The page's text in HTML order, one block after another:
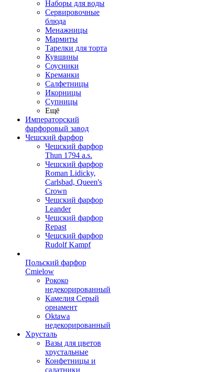
Наборы для воды
Сервировочные
блюда
Менажницы
Мармиты
Тарелки для торта
Кувшины
Соусники
Креманки
Салфетницы
Икорницы
Супницы
Ещё
Императорский
фарфоровый завод
Чешский фарфор
Чешский фарфор
Thun 1794 a.s.
Чешский фарфор
Roman Lidicky,
Carlsbad, Queen's
Crown
Чешский фарфор
Leander
Чешский фарфор
Repast
Чешский фарфор
Rudolf Kampf
Польский фарфор
Сmielow
Рококо
недекорированный
Камелия Серый
орнамент
Oktawa
недекорированный
Хрусталь
Вазы для цветов
хрустальные
Конфетницы и
салатники